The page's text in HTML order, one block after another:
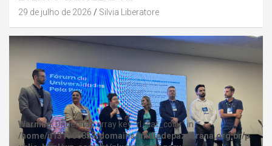
29 de julho de 2026 Silvia Liberatore
Warning: Undefined array key "rl_cat_color" in
/home/u131386853/domains/midiadepazparana.org.br/p